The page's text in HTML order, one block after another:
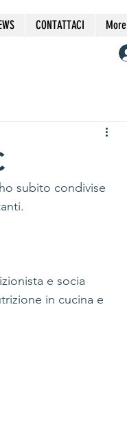
CONTATTACI More
subito condivise
e socia
in cucina e